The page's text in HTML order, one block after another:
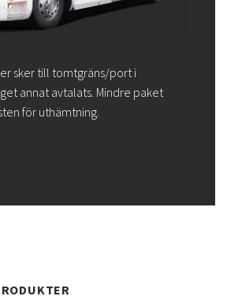
sker till tomtgräns/port i
annat avtalats. Mindre paket
för uthämtning.